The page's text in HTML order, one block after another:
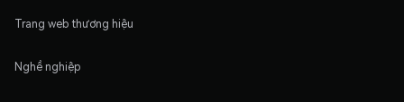
Trang web thương hiệu
Nghề nghiệp